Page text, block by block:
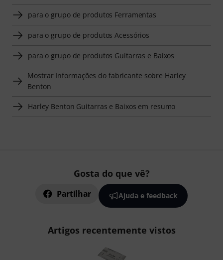
para o grupo de produtos Ferramentas
para o grupo de produtos Acessórios
para o grupo de produtos Guitarras e Baixos
Mostrar Informações do fabricante sobre Harley
Benton
Harley Benton Guitarras e Baixos em resumo
Gosta do que vê?
Partilhar Ajuda e feedback
Artigos recentemente vistos